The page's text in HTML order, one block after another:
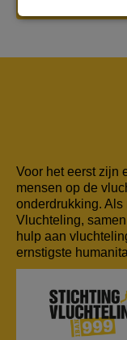
Voor het eerst zijn
mensen op de
onderdrukking.
Vluchteling,
hulp aan
ernstigste